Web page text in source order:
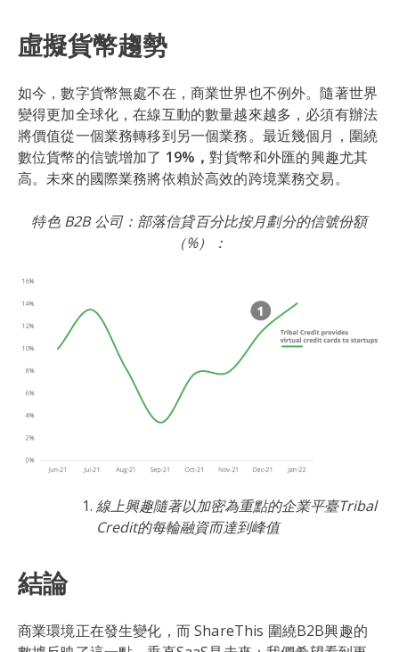
虛擬貨幣趨勢
如今，數字貨幣無處不在，商業世界也不例外。隨著世界
變得更加全球化，在線互動的數量越來越多，必須有辦法
將價值從一個業務轉移到另一個業務。最近幾個月，圍繞
數位貨幣的信號增加了 19%，對貨幣和外匯的興趣尤其
高。未來的國際業務將依賴於高效的跨境業務交易。
特色 B2B 公司：部落信貸百分比按月劃分的信號份額
（%）：
線上興趣隨著以加密為重點的企業平臺Tribal
Credit的每輪融資而達到峰值
結論
商業環境正在發生變化，而 ShareThis 圍繞B2B興趣的